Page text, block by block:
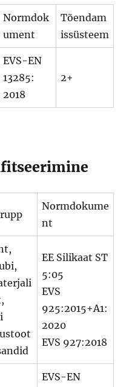
Normdok
ument
Tõendam
issüsteem
EVS-EN
13285:
2018
2+
Normdokume
nt
EE Silikaat ST
5:05
EVS
925:2015+A1:
2020
EVS 927:2018
EVS-EN